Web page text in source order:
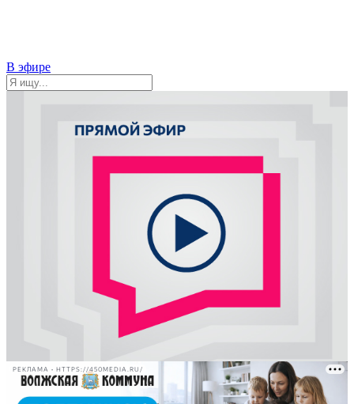
В эфире
РЕКЛАМА • HTTPS://450MEDIA.RU/